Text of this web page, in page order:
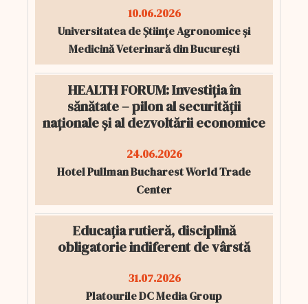
10.06.2026
Universitatea de Științe Agronomice și
Medicină Veterinară din București
HEALTH FORUM: Investiția în
sănătate – pilon al securității
naționale și al dezvoltării economice
24.06.2026
Hotel Pullman Bucharest World Trade
Center
Educația rutieră, disciplină
obligatorie indiferent de vârstă
31.07.2026
Platourile DC Media Group